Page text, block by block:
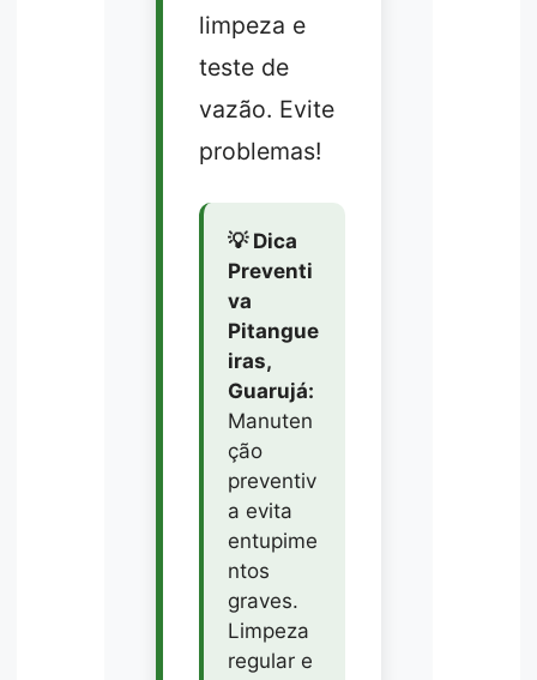
limpeza e
teste de
vazão. Evite
problemas!
💡 Dica
Preventi
va
Pitangue
iras,
Guarujá:
Manuten
ção
preventiv
a evita
entupime
ntos
graves.
Limpeza
regular e